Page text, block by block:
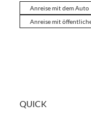
Anreise mit dem Auto
Anreise mit
QUICK